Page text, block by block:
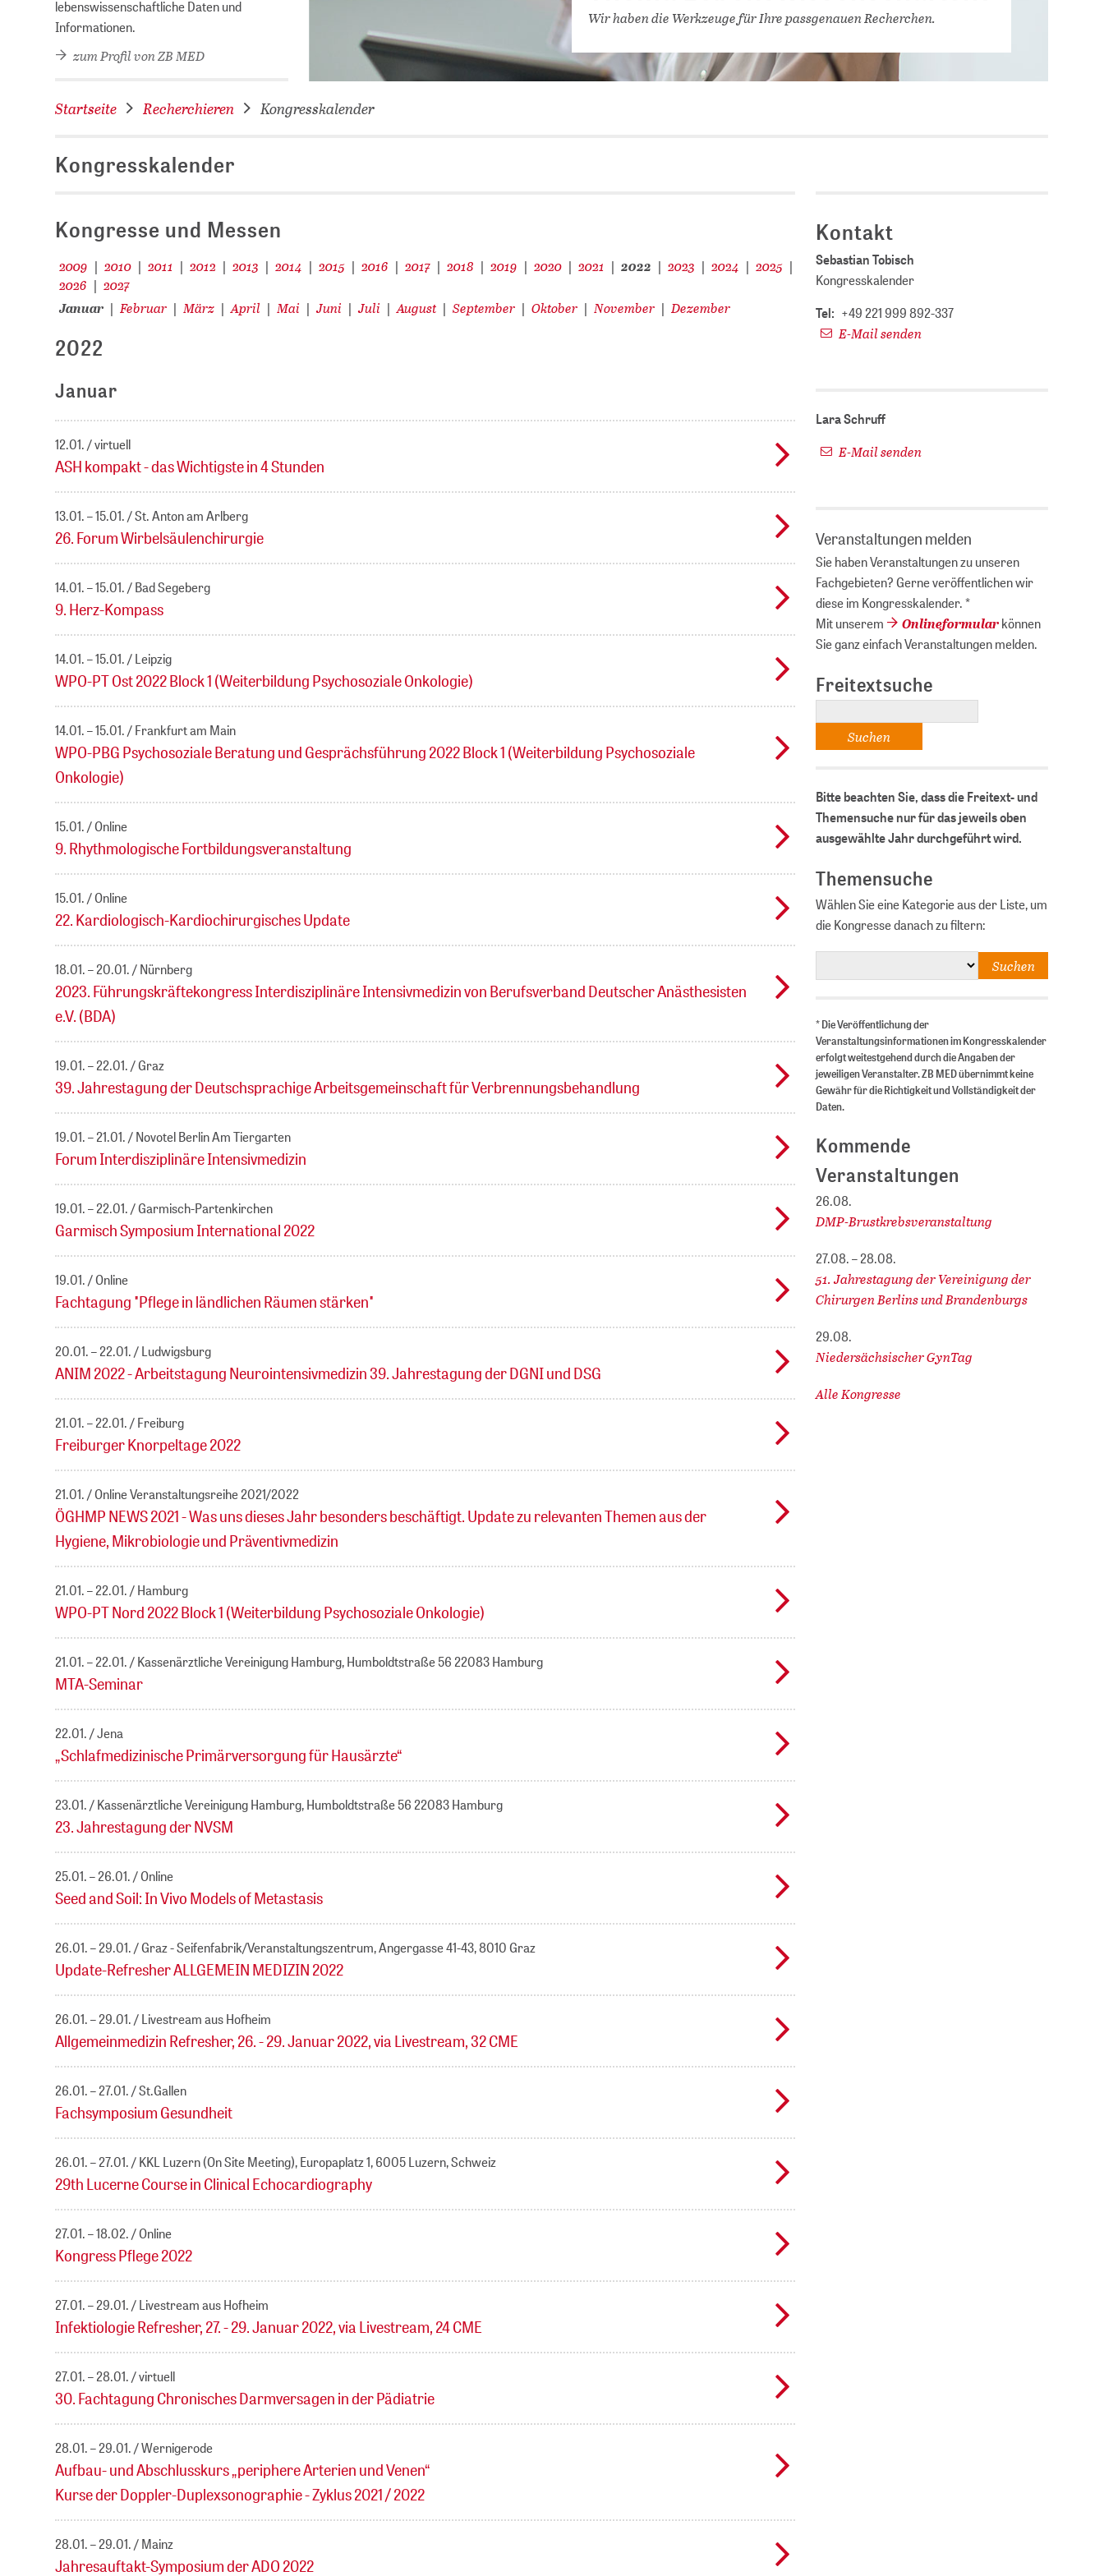
VERNETZEN: WIR FÜR SIE
DATENBANKEN (DBIS)
DIGITALE SAMMLUNGEN
Abschlussarbeiten bei
lebenswissenschaftliche Daten und
Informationen.
zum Profil von ZB MED
Wir haben die Werkzeuge für Ihre passgenauen Recherchen.
Startseite Recherchieren Kongresskalender
Kongresskalender
Kongresse und Messen
2009 | 2010 | 2011 | 2012 | 2013 | 2014 | 2015 | 2016 | 2017 | 2018 | 2019 | 2020 | 2021 | 2022 | 2023 | 2024 | 2025 |
2026 | 2027
Januar | Februar | März | April | Mai | Juni | Juli | August | September | Oktober | November | Dezember
2022
Januar
12.01. virtuell
ASH kompakt - das Wichtigste in 4 Stunden
13.01. – 15.01. St. Anton am Arlberg
26. Forum Wirbelsäulenchirurgie
14.01. – 15.01. Bad Segeberg
9. Herz-Kompass
14.01. – 15.01. Leipzig
WPO-PT Ost 2022 Block 1 (Weiterbildung Psychosoziale Onkologie)
14.01. – 15.01. Frankfurt am Main
WPO-PBG Psychosoziale Beratung und Gesprächsführung 2022 Block 1 (Weiterbildung Psychosoziale
Onkologie)
15.01. Online
9. Rhythmologische Fortbildungsveranstaltung
15.01. Online
22. Kardiologisch-Kardiochirurgisches Update
18.01. – 20.01. Nürnberg
2023. Führungskräftekongress Interdisziplinäre Intensivmedizin von Berufsverband Deutscher Anästhesisten
e.V. (BDA)
19.01. – 22.01. Graz
39. Jahrestagung der Deutschsprachige Arbeitsgemeinschaft für Verbrennungsbehandlung
19.01. – 21.01. Novotel Berlin Am Tiergarten
Forum Interdisziplinäre Intensivmedizin
19.01. – 22.01. Garmisch-Partenkirchen
Garmisch Symposium International 2022
19.01. Online
Fachtagung "Pflege in ländlichen Räumen stärken"
20.01. – 22.01. Ludwigsburg
ANIM 2022 - Arbeitstagung Neurointensivmedizin 39. Jahrestagung der DGNI und DSG
21.01. – 22.01. Freiburg
Freiburger Knorpeltage 2022
21.01. Online Veranstaltungsreihe 2021/2022
ÖGHMP NEWS 2021 - Was uns dieses Jahr besonders beschäftigt. Update zu relevanten Themen aus der
Hygiene, Mikrobiologie und Präventivmedizin
21.01. – 22.01. Hamburg
WPO-PT Nord 2022 Block 1 (Weiterbildung Psychosoziale Onkologie)
21.01. – 22.01. Kassenärztliche Vereinigung Hamburg, Humboldtstraße 56 22083 Hamburg
MTA-Seminar
22.01. Jena
„Schlafmedizinische Primärversorgung für Hausärzte“
23.01. Kassenärztliche Vereinigung Hamburg, Humboldtstraße 56 22083 Hamburg
23. Jahrestagung der NVSM
25.01. – 26.01. Online
Seed and Soil: In Vivo Models of Metastasis
26.01. – 29.01. Graz - Seifenfabrik/Veranstaltungszentrum, Angergasse 41-43, 8010 Graz
Update-Refresher ALLGEMEIN MEDIZIN 2022
26.01. – 29.01. Livestream aus Hofheim
Allgemeinmedizin Refresher, 26. - 29. Januar 2022, via Livestream, 32 CME
26.01. – 27.01. St.Gallen
Fachsymposium Gesundheit
26.01. – 27.01. KKL Luzern (On Site Meeting), Europaplatz 1, 6005 Luzern, Schweiz
29th Lucerne Course in Clinical Echocardiography
27.01. – 18.02. Online
Kongress Pflege 2022
27.01. – 29.01. Livestream aus Hofheim
Infektiologie Refresher, 27. - 29. Januar 2022, via Livestream, 24 CME
27.01. – 28.01. virtuell
30. Fachtagung Chronisches Darmversagen in der Pädiatrie
28.01. – 29.01. Wernigerode
Aufbau- und Abschlusskurs „periphere Arterien und Venen“
Kurse der Doppler-Duplexsonographie - Zyklus 2021 / 2022
28.01. – 29.01. Mainz
Jahresauftakt-Symposium der ADO 2022
Kontakt
Sebastian Tobisch
Kongresskalender
Tel: +49 221 999 892-337
E-Mail senden
Lara Schruff
E-Mail senden
Veranstaltungen melden
Sie haben Veranstaltungen zu unseren
Fachgebieten? Gerne veröffentlichen wir
diese im Kongresskalender. *
Mit unserem
Onlineformularkönnen
Sie ganz einfach Veranstaltungen melden.
Freitextsuche
Bitte beachten Sie, dass die Freitext- und
Themensuche nur für das jeweils oben
ausgewählte Jahr durchgeführt wird.
Themensuche
Wählen Sie eine Kategorie aus der Liste, um
die Kongresse danach zu filtern:
* Die Veröffentlichung der
Veranstaltungsinformationen im Kongresskalender
erfolgt weitestgehend durch die Angaben der
jeweiligen Veranstalter. ZB MED übernimmt keine
Gewähr für die Richtigkeit und Vollständigkeit der
Daten.
Kommende
Veranstaltungen
26.08.
DMP-Brustkrebsveranstaltung
27.08. – 28.08.
51. Jahrestagung der Vereinigung der
Chirurgen Berlins und Brandenburgs
29.08.
Niedersächsischer GynTag
Alle Kongresse